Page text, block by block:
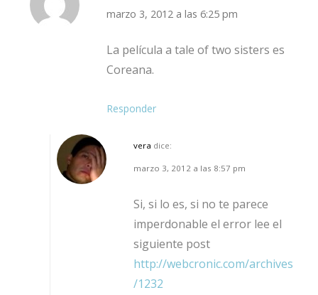
marzo 3, 2012 a las 6:25 pm
La película a tale of two sisters es
Coreana.
Responder
vera dice:
marzo 3, 2012 a las 8:57 pm
Si, si lo es, si no te parece
imperdonable el error lee el
siguiente post
http://webcronic.com/archives
/1232